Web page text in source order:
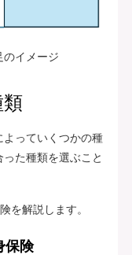
イメージ
っていくつかの種
た種類を選ぶこと
を解説します。
保険